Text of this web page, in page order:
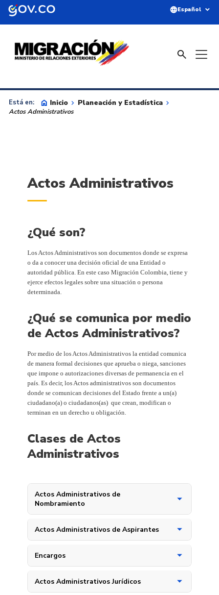
Saltar al contenido principal
languageEspañol expand_more
search
Está en: home Inicio keyboard_arrow_right Planeación y Estadística keyboard_arrow_right
Actos Administrativos
Actos Administrativos
¿Qué son?
Los Actos Administrativos son documentos donde se expresa
o da a conocer una decisión oficial de una Entidad o
autoridad pública. En este caso Migración Colombia, tiene y
ejerce efectos legales sobre una situación o persona
determinada.
¿Qué se comunica por medio
de Actos Administrativos?
Por medio de los Actos Administrativos la entidad comunica
de manera formal decisiones que aprueba o niega, sanciones
que impone o autorizaciones diversas de permanencia en el
país. Es decir, los Actos administrativos son documentos
donde se comunican decisiones del Estado frente a un(a)
ciudadano(a) o ciudadanos(as) que crean, modifican o
terminan en un derecho u obligación.
Clases de Actos
Administrativos
Actos Administrativos de
Nombramiento
Actos Administrativos de Aspirantes
Encargos
Actos Administrativos Jurídicos